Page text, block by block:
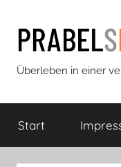
Inhalt
springen
Prabels
Blog
Überleben in einer
Start